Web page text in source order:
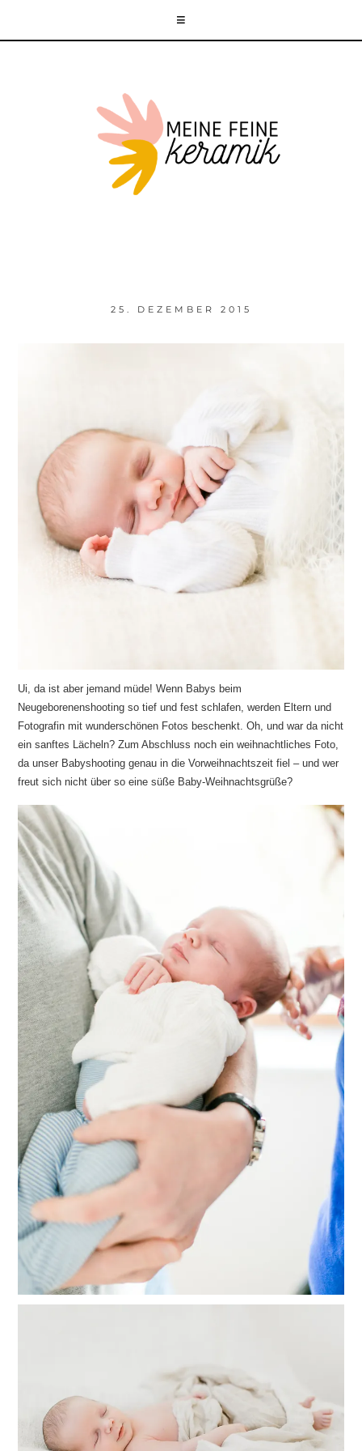
25. DEZEMBER 2015
Ui, da ist aber jemand müde! Wenn Babys beim
Neugeborenenshooting so tief und fest schlafen, werden Eltern und
Fotografin mit wunderschönen Fotos beschenkt. Oh, und war da nicht
ein sanftes Lächeln? Zum Abschluss noch ein weihnachtliches Foto,
da unser Babyshooting genau in die Vorweihnachtszeit fiel – und wer
freut sich nicht über so eine süße Baby-Weihnachtsgrüße?